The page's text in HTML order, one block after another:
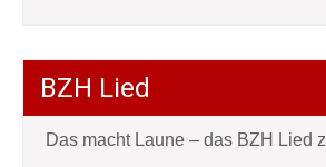
BZH Lied
Das macht Laune – das BZH Lied